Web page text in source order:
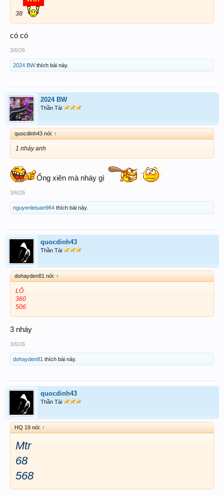
38
có có
3/6/26
2024 BWthích bài này.
2024 BW
Thần Tài
quocdinh43 nói: ↑
1 nháy anh
Ổng xiên mà nháy gì
3/6/26
nguyenletuan964 thích bài này.
quocdinh43
Thần Tài
dohayden81 nói: ↑
LÔ
360
506
3 nháy
3/6/26
dohayden81 thích bài này.
quocdinh43
Thần Tài
HQ 19 nói: ↑
Mtr
68
568